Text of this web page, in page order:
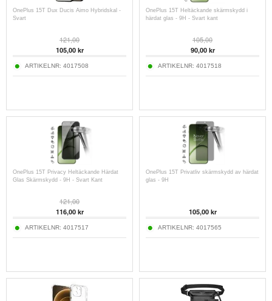
OnePlus 15T Dux Ducis Aimo Hybridskal -
Svart
121,00
105,00kr
ARTIKELNR: 4017508
OnePlus 15T Heltäckande skärmskydd i
härdat glas - 9H - Svart kant
105,00
90,00kr
ARTIKELNR: 4017518
OnePlus 15T Privacy Heltäckande Härdat
Glas Skärmskydd - 9H - Svart Kant
121,00
116,00kr
ARTIKELNR: 4017517
OnePlus 15T Privatliv skärmskydd av härdat
glas - 9H
105,00kr
ARTIKELNR: 4017565